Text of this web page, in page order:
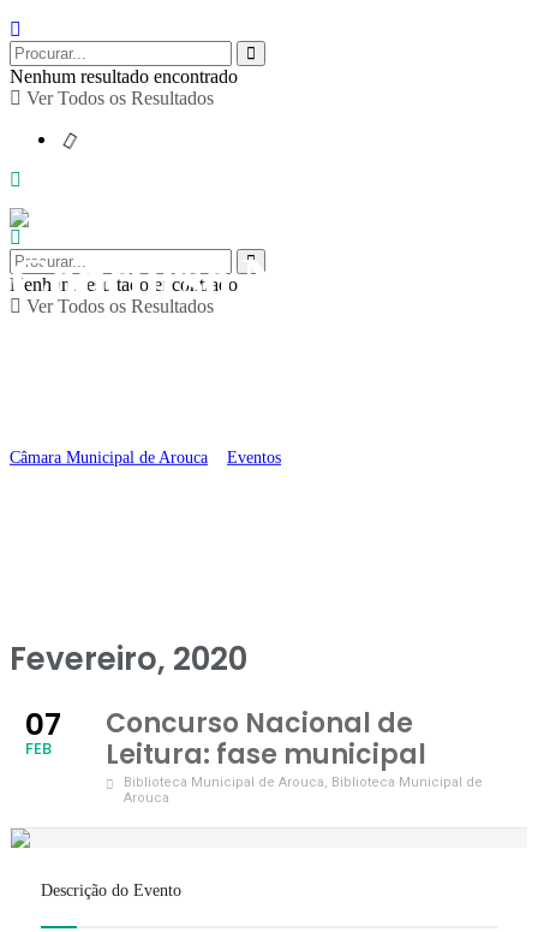
Nenhum resultado encontrado
Ver Todos os Resultados
Nenhum resultado encontrado
Ver Todos os Resultados
Concurso Nacional de
Câmara Municipal de Arouca Eventos
Fevereiro, 2020
07
FEB
Concurso Nacional de
Leitura: fase municipal
Biblioteca Municipal de Arouca, Biblioteca Municipal de
Arouca
Descrição do Evento